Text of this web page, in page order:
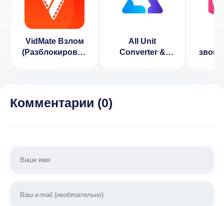
VidMate Взлом
(Разблокирован
All Unit
Converter &
Комментарии (0)